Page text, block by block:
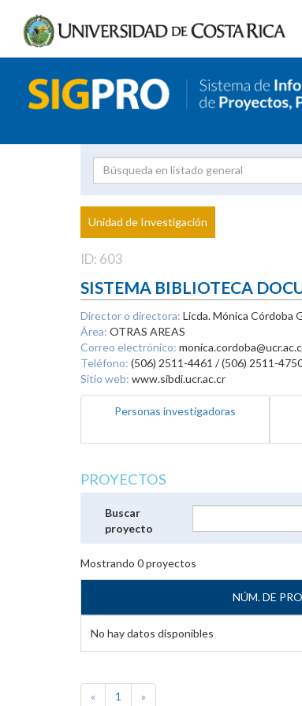
Proyecto
Investigador
Unidad de Investigación
ID: 603
SISTEMA BIBLIOTECA
Director o directora: Licda. Mónica Córdoba
Área: OTRAS AREAS
Correo electrónico:
Teléfono: (506) 2511-4461 / (506) 2511-
Sitio web: www.sibdi.ucr.ac.cr
Personas investigadoras
PROYECTOS
Buscar
proyecto
Mostrando 0proyectos
NÚM. DE
No hay datos disponibles
« 1 »